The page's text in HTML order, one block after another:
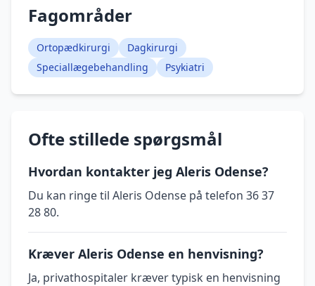
Fagområder
Ortopædkirurgi
Dagkirurgi
Speciallægebehandling
Psykiatri
Ofte stillede spørgsmål
Hvordan kontakter jeg Aleris Odense?
Du kan ringe til Aleris Odense på telefon 36 37
28 80.
Kræver Aleris Odense en henvisning?
Ja, privathospitaler kræver typisk en henvisning